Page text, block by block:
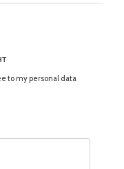
to my personal data